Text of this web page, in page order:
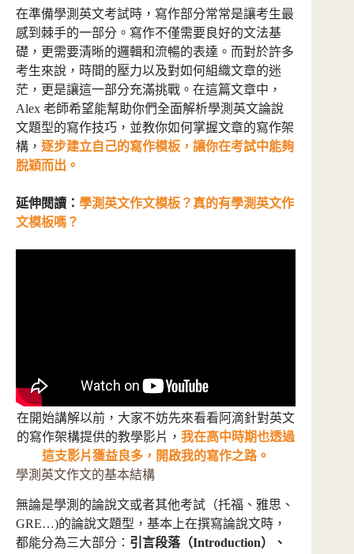
在準備學測英文考試時，寫作部分常常是讓考生最
感到棘手的一部分。寫作不僅需要良好的文法基
礎，更需要清晰的邏輯和流暢的表達。而對於許多
考生來說，時間的壓力以及對如何組織文章的迷
茫，更是讓這一部分充滿挑戰。在這篇文章中，
Alex 老師希望能幫助你們全面解析學測英文論說
文題型的寫作技巧，並教你如何掌握文章的寫作架
構， 逐步建立自己的寫作模板，讓你在考試中能夠
脫穎而出。
延伸閱讀： 學測英文作文模板？真的有學測英文作
文模板嗎？
在開始講解以前，大家不妨先來看看阿滴針對英文
的寫作架構提供的教學影片，我在高中時期也透過
這支影片獲益良多，開啟我的寫作之路。
學測英文作文的基本結構
無論是學測的論說文或者其他考試（托福、雅思、
GRE…)的論說文題型，基本上在撰寫論說文時，
都能分為三大部分： 引言段落（Introduction）、